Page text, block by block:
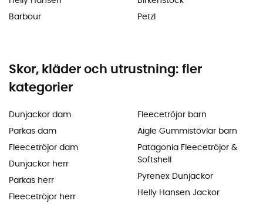
Barbour
Petzl
Skor, kläder och utrustning: fler
kategorier
Dunjackor dam
Parkas dam
Fleecetröjor dam
Dunjackor herr
Parkas herr
Fleecetröjor herr
Fleecetröjor barn
Aigle Gummistövlar barn
Patagonia Fleecetröjor &
Softshell
Pyrenex Dunjackor
Helly Hansen Jackor